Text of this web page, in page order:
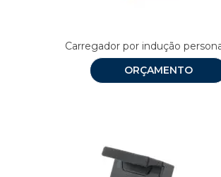
Carregador por indução
ORÇAMENTO